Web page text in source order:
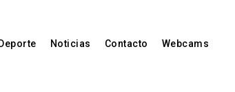
Deporte Noticias Contacto Webcams